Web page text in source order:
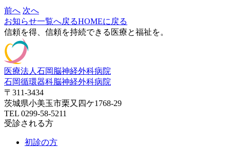
前へ 次へ
お知らせ一覧へ戻るHOMEに戻る
信頼を得、信頼を持続できる医療と福祉を。
医療法人石岡脳神経外科病院
石岡循環器科脳神経外科病院
〒311-3434
茨城県小美玉市栗又四ケ1768-29
TEL 0299-58-5211
受診される方
初診の方